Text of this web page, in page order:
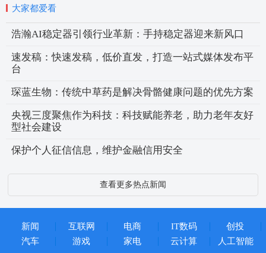
大家都爱看
浩瀚AI稳定器引领行业革新：手持稳定器迎来新风口
速发稿：快速发稿，低价直发，打造一站式媒体发布平
台
琛蓝生物：传统中草药是解决骨骼健康问题的优先方案
央视三度聚焦作为科技：科技赋能养老，助力老年友好
型社会建设
保护个人征信信息，维护金融信用安全
查看更多热点新闻
新闻 互联网 电商 IT数码
创投
汽车
游戏 家电 云计算 人工智能